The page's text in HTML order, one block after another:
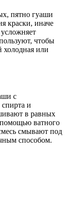
пятно гуаши
краски, иначе
усложняет
чтобы
холодная или
с
спирта и
в равных
помощью ватного
смывают под
способом.